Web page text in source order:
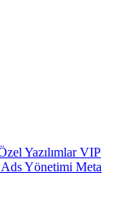
YazılımlarVIP
Yönetimi Meta